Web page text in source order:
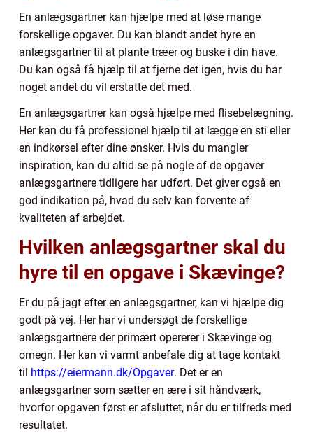
En anlægsgartner kan hjælpe med at løse mange
forskellige opgaver. Du kan blandt andet hyre en
anlægsgartner til at plante træer og buske i din have.
Du kan også få hjælp til at fjerne det igen, hvis du har
noget andet du vil erstatte det med.
En anlægsgartner kan også hjælpe med flisebelægning.
Her kan du få professionel hjælp til at lægge en sti eller
en indkørsel efter dine ønsker. Hvis du mangler
inspiration, kan du altid se på nogle af de opgaver
anlægsgartnere tidligere har udført. Det giver også en
god indikation på, hvad du selv kan forvente af
kvaliteten af arbejdet.
Hvilken anlægsgartner skal du
hyre til en opgave i Skævinge?
Er du på jagt efter en anlægsgartner, kan vi hjælpe dig
godt på vej. Her har vi undersøgt de forskellige
anlægsgartnere der primært opererer i Skævinge og
omegn. Her kan vi varmt anbefale dig at tage kontakt
til https://eiermann.dk/Opgaver. Det er en
anlægsgartner som sætter en ære i sit håndværk,
hvorfor opgaven først er afsluttet, når du er tilfreds med
resultatet.